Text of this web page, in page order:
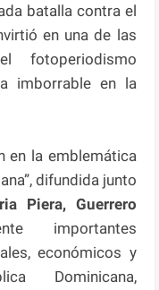
batalla contra el
en una de las
fotoperiodismo
imborrable en la
en la emblemática
difundida junto
Piera, Guerrero
importantes
económicos y
Dominicana,